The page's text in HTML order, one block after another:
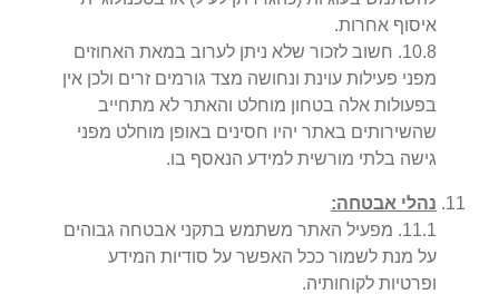
איסוף אחרות.
10.8
. חשוב לזכור שלא ניתן לערוב במאת האחוזים
מפני פעילות עוינת ונחושה מצד גורמים זרים ולכן אין
בפעולות אלה בטחון מוחלט והאתר לא מתחייב
שהשירותים באתר יהיו חסינים באופן מוחלט מפני
גישה בלתי מורשית למידע הנאסף בו.
נהלי אבטחה:
11.1
. מפעיל האתר משתמש בתקני אבטחה גבוהים
על מנת לשמור ככל האפשר על סודיות המידע
ופרטיות לקוחותיה.